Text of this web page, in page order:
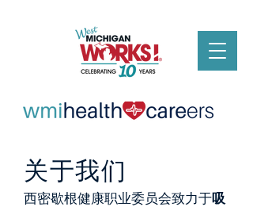
关于我们
西密歇根健康职业委员会致力于吸